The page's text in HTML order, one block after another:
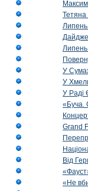
Липень
Липень
У
У
У Раді
«Буча.
Grand
Від
«Не